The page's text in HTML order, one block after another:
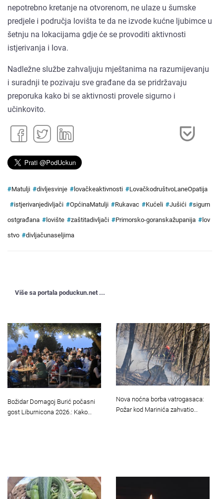
nepotrebno kretanje na otvorenom, ne ulaze u šumske
predjele i područja lovišta te da ne izvode kućne ljubimce u
šetnju na lokacijama gdje će se provoditi aktivnosti
istjerivanja i lova.
Nadležne službe zahvaljuju mještanima na razumijevanju
i suradnji te pozivaju sve građane da se pridržavaju
preporuka kako bi se aktivnosti provele sigurno i
učinkovito.
#Matulji #divljesvinje # lovačkeaktivnosti #LovačkodruštvoLaneOpatija
#istjerivanjedivljači #OpćinaMatulji #Rukavac #Kućeli #Jušići #sigurn
ostgrađana # lovište #zaštitadivljači #Primorsko-goranskažupanija # lov
stvo #divljačunaseljima
Više sa portala poduckun.net ...
Božidar Domagoj Burić počasni
gost Liburnicona 2026.: Kako…
Nova noćna borba vatrogasaca:
Požar kod Marinića zahvatio…